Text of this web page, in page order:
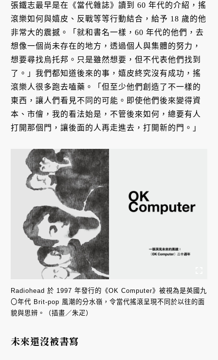
張鐵志最早是在《當代雜誌》讀到 60 年代的介紹，搖
滾樂如何與嬉皮、反戰等等行動結合，給予 18 歲的他
非常大的震撼。「就和書名一樣，60 年代的他們，去
想像一個尚未存在的地方，透過個人與集體的努力，
想要尋找烏托邦。只是雖然想要，但不代表他們找到
了。」我們都知道後來的事，嬉皮終究沒有成功，搖
滾樂人很多跑去嗑藥。「但至少他們創造了不一樣的
東西，讓人們看見不同的可能。即使他們後來變得資
本、市儈，我的看法始是，不管後來如何，總要有人
打開那個門，讓後面的人再走進去，打開新的門。」
Radiohead 於 1997 年發行的《OK Computer》被視為是英國九
〇年代 Brit-pop 風潮的分水嶺，令當代搖滾呈現不同於以往的面
貌與思辨。（插畫／朱疋）
未來還沒被書寫